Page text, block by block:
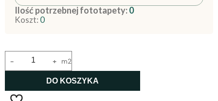
Ilość potrzebnej fototapety:0
Koszt: 0
+
- m2
DO KOSZYKA